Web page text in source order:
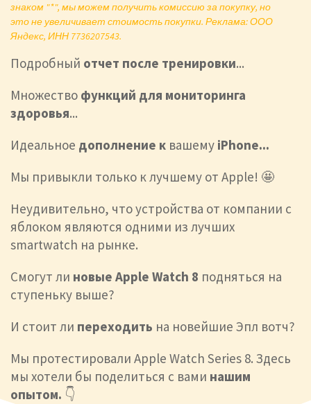
знаком "*", мы можем получить комиссию за покупку, но
это не увеличивает стоимость покупки. Реклама: ООО
Яндекс, ИНН 7736207543.
Подробный отчет после тренировки...
Множество функций для мониторинга
здоровья...
Идеальное дополнение к вашему iPhone...
Мы привыкли только к лучшему от Apple! 🤩
Неудивительно, что устройства от компании с
яблоком являются одними из лучших
smartwatch на рынке.
Смогут ли новые Apple Watch 8 подняться на
ступеньку выше?
И стоит ли переходить на новейшие Эпл вотч?
Мы протестировали Apple Watch Series 8. Здесь
мы хотели бы поделиться с вами нашим
опытом. 👇